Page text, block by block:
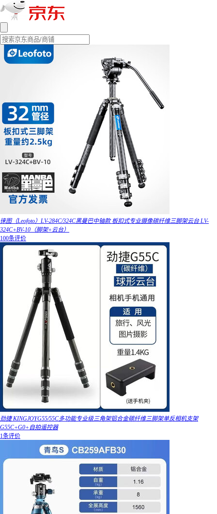
徕图（Leofoto）LV-284C/324C黑曼巴中轴款 板扣式专业摄像碳纤维三脚架云台 LV-
324C+BV-10（脚架+云台）
100条评价
劲捷 KINGJOYG55/55C多功能专业级三角架铝合金碳纤维三脚架单反相机支架
G55C+G0+自拍遥控器
1条评价